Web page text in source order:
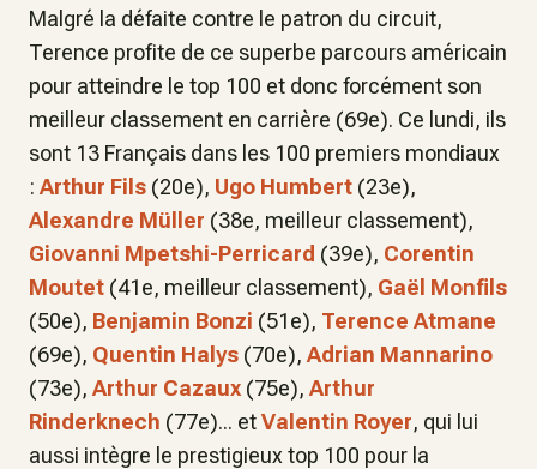
Malgré la défaite contre le patron du circuit,
Terence profite de ce superbe parcours américain
pour atteindre le top 100 et donc forcément son
meilleur classement en carrière (69e). Ce lundi, ils
sont 13 Français dans les 100 premiers mondiaux
: Arthur Fils (20e), Ugo Humbert (23e),
Alexandre Müller (38e, meilleur classement),
Giovanni Mpetshi-Perricard (39e), Corentin
Moutet (41e, meilleur classement), Gaël Monfils
(50e), Benjamin Bonzi (51e), Terence Atmane
(69e), Quentin Halys (70e), Adrian Mannarino
(73e), Arthur Cazaux (75e), Arthur
Rinderknech (77e)... etValentin Royer, qui lui
aussi intègre le prestigieux top 100 pour la